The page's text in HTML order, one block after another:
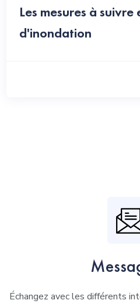
Les mesures à suivre
d'inondation
Échangez avec les différents